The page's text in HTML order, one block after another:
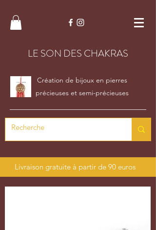
LE SON DES CHAKRAS
Création de bijoux en pierres
précieuses et semi-précieuses
Livraison gratuite à partir de 90 euros